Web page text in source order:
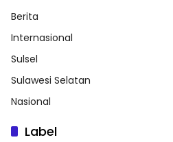
Berita
Internasional
Sulsel
Sulawesi Selatan
Nasional
Label